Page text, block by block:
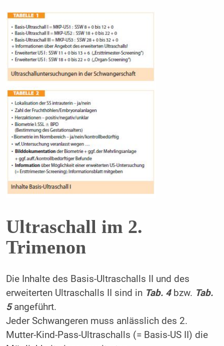
Ultraschall im 2.
Trimenon
Die Inhalte des Basis-Ultraschalls II und des
erweiterten Ultraschalls II sind in Tab. 4bzw. Tab.
5angeführt.
Jeder Schwangeren muss anlässlich des 2.
Mutter-Kind-Pass-Ultraschalls (= Basis-US II) die